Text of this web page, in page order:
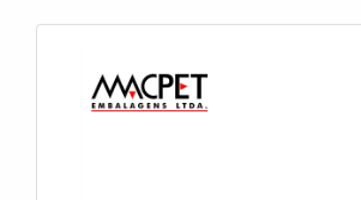
Garrafas PET. É possível encontrar
2 litros e frasco para medicamentos,